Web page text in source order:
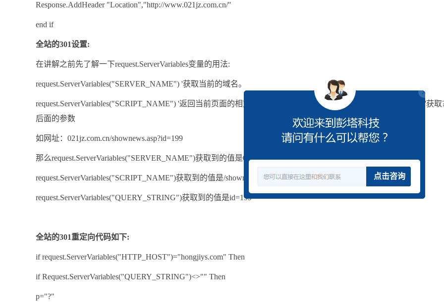
Response.AddHeader "Location","http://www.021jz.com.cn/"
end if
全站的301设置:
在讲解之前先了解一下request.ServerVariables变量的用法:
request.ServerVariables("SERVER_NAME") '获取当前的域名。
request.ServerVariables("SCRIPT_NAME") '返回当前页面的相对路径。 request.ServerVariables("QUERY_STRING") '获取
后面的参数
如网址：021jz.com.cn/shownews.asp?id=199
那么request.ServerVariables("SERVER_NAME")获取到的值是021jz.com.cn
request.ServerVariables("SCRIPT_NAME")获取到的值是/shownews.asp
request.ServerVariables("QUERY_STRING")获取到的值是id=199
全站的301重定向代码如下:
if request.ServerVariables("HTTP_HOST")="hongjiys.com" Then
if Request.ServerVariables("QUERY_STRING")<>"" Then
p="?"
点击咨询